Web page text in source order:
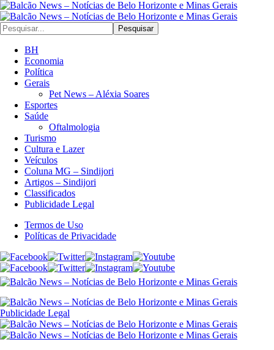
Pesquisar
BH
Economia
Política
Gerais
Pet News – Aléxia Soares
Esportes
Saúde
Oftalmologia
Turismo
Cultura e Lazer
Veículos
Coluna MG – Sindijori
Artigos – Sindijori
Classificados
Publicidade Legal
Termos de Uso
Políticas de Privacidade
Publicidade Legal